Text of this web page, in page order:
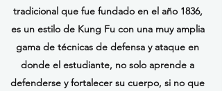
tradicional que fue fundado en el año 1836,
es un estilo de Kung Fu con una muy amplia
gama de técnicas de defensa y ataque en
donde el estudiante, no solo aprende a
defenderse y fortalecer su cuerpo, si no que